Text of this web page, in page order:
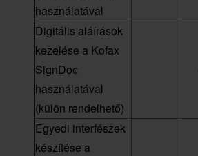
használatával
Digitális aláírások
kezelése a Kofax
SignDoc
használatával
(külön rendelhető)
Egyedi interfészek
készítése a